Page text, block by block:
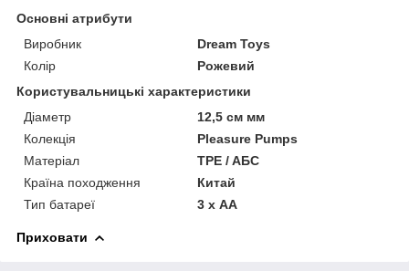
Основні атрибути
Виробник
Dream Toys
Колір
Рожевий
Користувальницькі характеристики
Діаметр
12,5 см мм
Колекція
Pleasure Pumps
Матеріал
TPE / AБС
Країна походження
Китай
Тип батареї
3 х АА
Приховати